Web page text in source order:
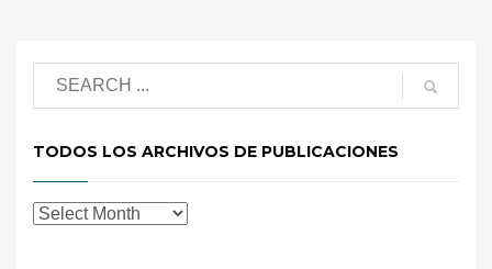
TODOS LOS ARCHIVOS DE PUBLICACIONES